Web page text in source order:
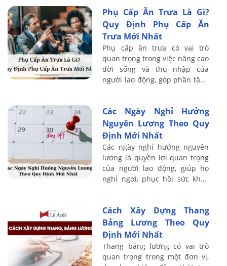
Tuy nhiên, ...
Phụ Cấp Ăn Trưa Là Gì?
Quy Định Phụ Cấp Ăn
Trưa Mới Nhất
Phụ cấp ăn trưa có vai trò
quan trọng trong việc nâng cao
đời sống và thu nhập của
người lao động, góp phần tăng
Các Ngày Nghỉ Hưởng
Nguyên Lương Theo Quy
Định Mới Nhất
Các ngày nghỉ hưởng nguyên
lương là quyền lợi quan trọng
của người lao động, giúp họ
nghỉ ngơi, phục hồi sức khỏe
Cách Xây Dựng Thang
Bảng Lương Theo Quy
Định Mới Nhất
Thang bảng lương có vai trò
quan trọng trong một đơn vị,